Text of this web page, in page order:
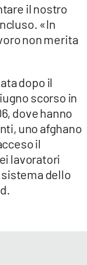
il nostro
«In
non merita
dopo il
scorso in
dove hanno
uno afghano
il
lavoratori
dello